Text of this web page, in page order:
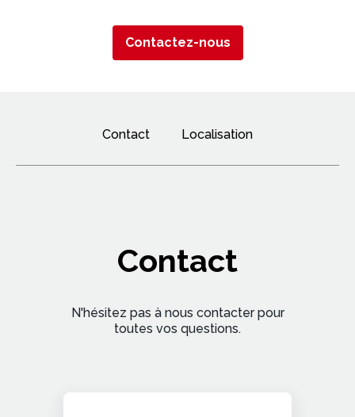
Contactez-nous
Contact Localisation
Contact
N'hésitez pas à nous contacter pour
toutes vos questions.